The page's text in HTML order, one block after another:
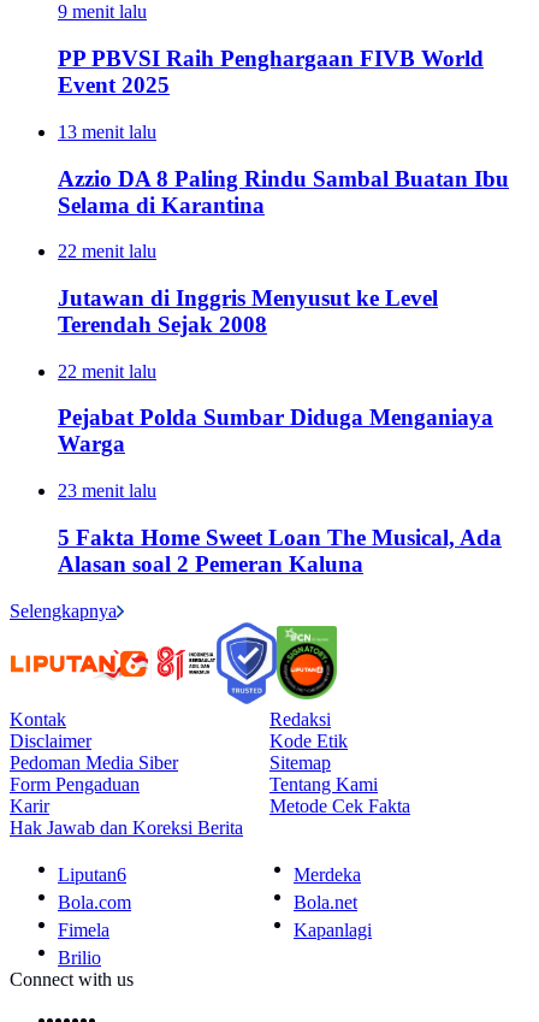
9 menit lalu
PP PBVSI Raih Penghargaan FIVB World
Event 2025
13 menit lalu
Azzio DA 8 Paling Rindu Sambal Buatan Ibu
Selama di Karantina
22 menit lalu
Jutawan di Inggris Menyusut ke Level
Terendah Sejak 2008
22 menit lalu
Pejabat Polda Sumbar Diduga Menganiaya
Warga
23 menit lalu
5 Fakta Home Sweet Loan The Musical, Ada
Alasan soal 2 Pemeran Kaluna
Selengkapnya
Kontak
Redaksi
Disclaimer
Kode Etik
Pedoman Media Siber
Sitemap
Form Pengaduan
Tentang Kami
Karir
Metode Cek Fakta
Hak Jawab dan Koreksi Berita
Liputan6
Merdeka
Bola.com
Bola.net
Fimela
Kapanlagi
Brilio
Connect with us